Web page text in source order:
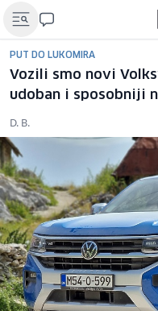
PUT DO LUKOMIRA
Vozili smo novi
udoban i sposobniji
D. B.